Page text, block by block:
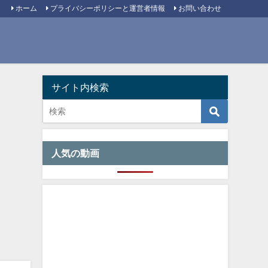
ホーム プライバシーポリシーと運営者情報 お問い合わせ
サイト内検索
人気の動画